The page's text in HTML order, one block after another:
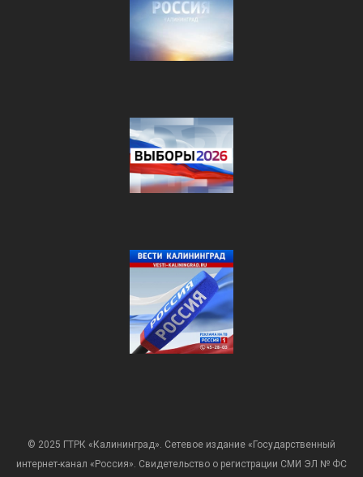
© 2025 ГТРК «Калининград». Сетевое издание «Государственный
интернет-канал «Россия». Свидетельство о регистрации СМИ ЭЛ № ФС